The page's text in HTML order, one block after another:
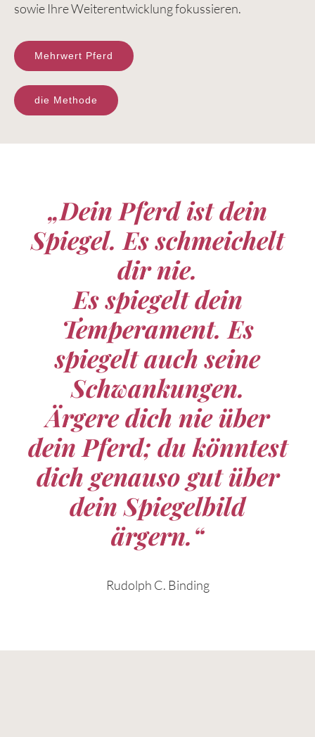
sowie Ihre Weiterentwicklung fokussieren.
Mehrwert Pferd
die Methode
„Dein Pferd ist dein
Spiegel. Es schmeichelt
dir nie.
Es spiegelt dein
Temperament. Es
spiegelt auch seine
Schwankungen.
Ärgere dich nie über
dein Pferd; du könntest
dich genauso gut über
dein Spiegelbild
ärgern.“
Rudolph C. Binding